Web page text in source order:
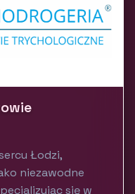
Łodzi,
niezawodne
się w